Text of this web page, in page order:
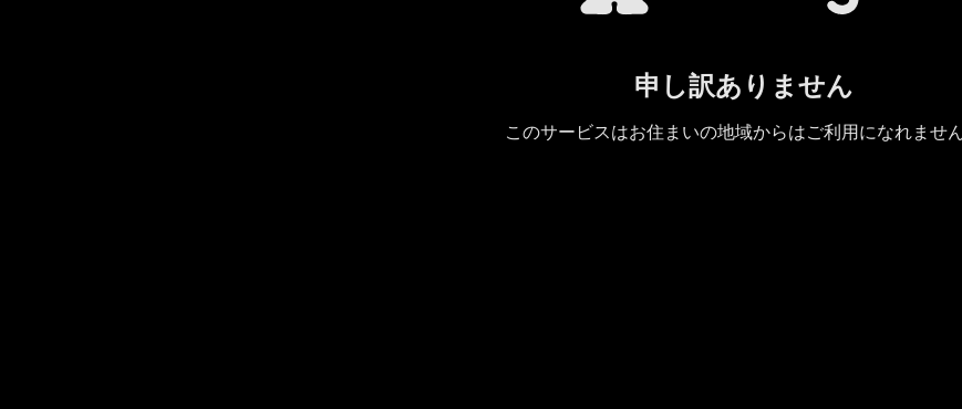
申し訳ありません
このサービスはお住まいの地域からはご利用になれません